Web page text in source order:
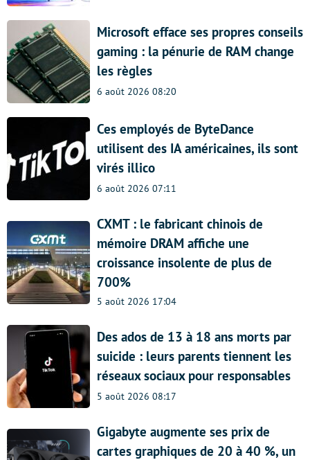
Microsoft efface ses propres conseils
gaming : la pénurie de RAM change
les règles
6 août 2026 08:20
Ces employés de ByteDance
utilisent des IA américaines, ils sont
virés illico
6 août 2026 07:11
CXMT : le fabricant chinois de
mémoire DRAM affiche une
croissance insolente de plus de
700%
5 août 2026 17:04
Des ados de 13 à 18 ans morts par
suicide : leurs parents tiennent les
réseaux sociaux pour responsables
5 août 2026 08:17
Gigabyte augmente ses prix de
cartes graphiques de 20 à 40 %, un